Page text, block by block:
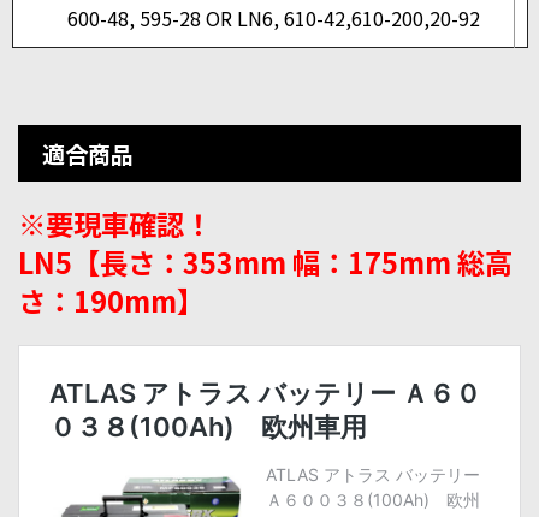
600-48, 595-28 OR LN6, 610-42,610-200,20-92
適合商品
※要現車確認！
LN5【長さ：353mm 幅：175mm 総高
さ：190mm】